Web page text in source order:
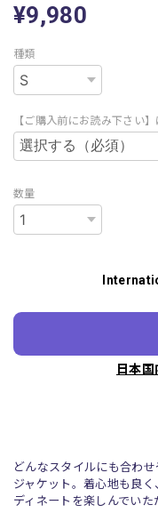
¥9,980
種類
【ご購入前にお読み下さい
数量
日本
どんなスタイルにも合わ
ジャケット。着心地も良
ディネートを楽しんでいた